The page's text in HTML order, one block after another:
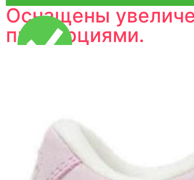
Проверяем на оригинальность
по 16 параметрам.
Если придёт подделка — вернём
в трёхкратном размере.
Как мы провеяем товары
Оснащены
пропорциями.